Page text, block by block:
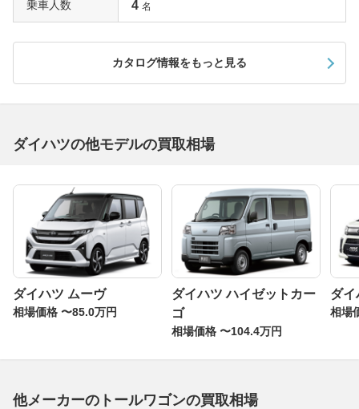
シートバックを前倒しすることで2200mmの奥行きを得る
が反映され、後席ルーフに設置されたオーバーヘッドコン
ソールにはタオルや紙おむつなどが収納可能。助手席ロン
グスライド＆シートバックテーブルも子供をケアする際に
便利だ。標準仕様のエンジンはDVVT採用の3気筒のみ。
テッドスペシャル」はCVTの組み合わせ。
2011年9月のマイナーチェンジでは4速ATを廃止してCVT
に一本化。「マスカットグリーンメタリック」のボディカ
ラーを新設したほか、上級グレードにスライドドアステッ
プランプを設定したほか、前席にもオーバーヘッドコンソ
ールを装備している。
3代目タントは更に大空間で広々
2013年3月にフルモデルチェンジを受けてタントは3代目
は基本的に同じ。ホイールベースは先代よりも35mm短い
保護への対応とエンジンの冷却性能を向上させるため。フ
乗車人数 4 名
カタログ情報をもっと見る
ダイハツの他モデルの買取相場
ダイハツ ムーヴ
相場価格 〜85.0万円
ダイハツ ハイゼットカー
ゴ
相場価格 〜104.4万円
ダイ
相場
他メーカーのトールワゴンの買取相場